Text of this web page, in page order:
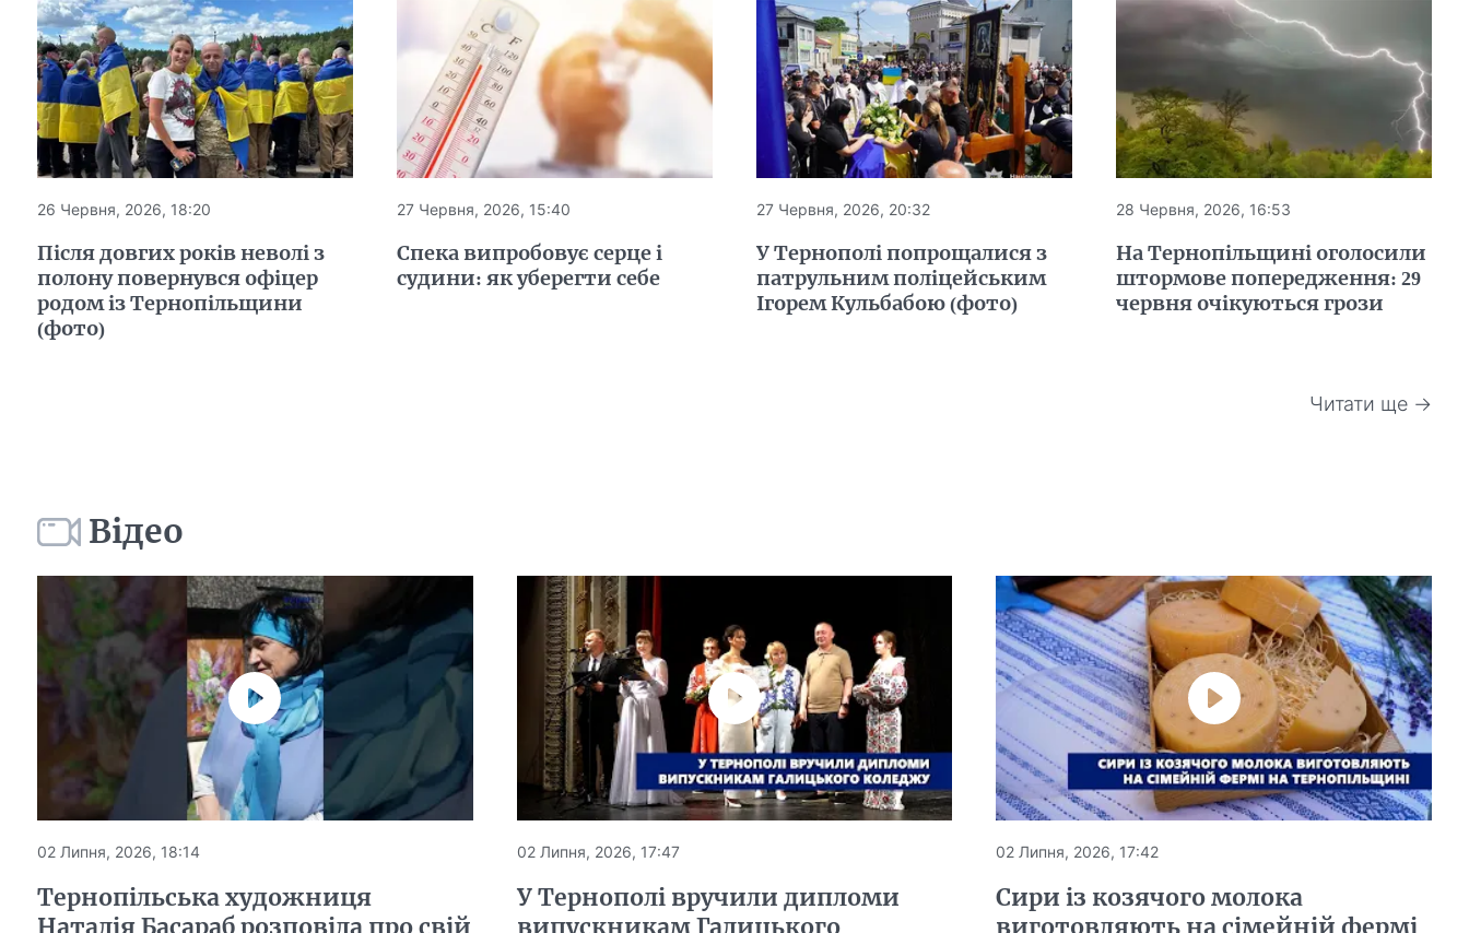
26 Червня, 2026, 18:20
Після довгих років неволі з
полону повернувся офіцер
родом із Тернопільщини
(фото)
27 Червня, 2026, 15:40
Спека випробовує серце і
судини: як уберегти себе
27 Червня, 2026, 20:32
У Тернополі попрощалися з
патрульним поліцейським
Ігорем Кульбабою (фото)
28 Червня, 2026, 16:53
На Тернопільщині оголосили
штормове попередження: 29
червня очікуються грози
Читати ще →
Відео
02 Липня, 2026, 18:14
Тернопільська художниця
02 Липня, 2026, 17:47
У Тернополі вручили дипломи
02 Липня, 2026, 17:42
Сири із козячого молока